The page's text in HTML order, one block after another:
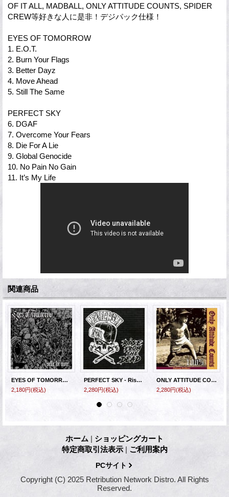
OF IT ALL, MADBALL, ONLY ATTITUDE COUNTS, SPIDER
CREW等好きな人に是非！デジパック仕様！
EYES OF TOMORROW
1. E.O.T.
2. Burn Your Flags
3. Better Dayz
4. Move Ahead
5. Still The Same
PERFECT SKY
6. DGAF
7. Overcome Your Fears
8. Die For A Lie
9. Global Genocide
10. No Pain No Gain
11. It’s My Life
関連商品
EYES OF TOMORROW - Settle For More [CD]
2,180円(税込)
PERFECT SKY - Rise From The Dead [CD]
2,280円(税込)
ONLY ATTITUDE COUNTS - 100% Delux Reissue [CD]
2,280円(税込)
ホーム | ショッピングカート
特定商取引法表示 | ご利用案内
PCサイト
Copyright (C) 2025 Retribution Network Distro. All Rights
Reserved.